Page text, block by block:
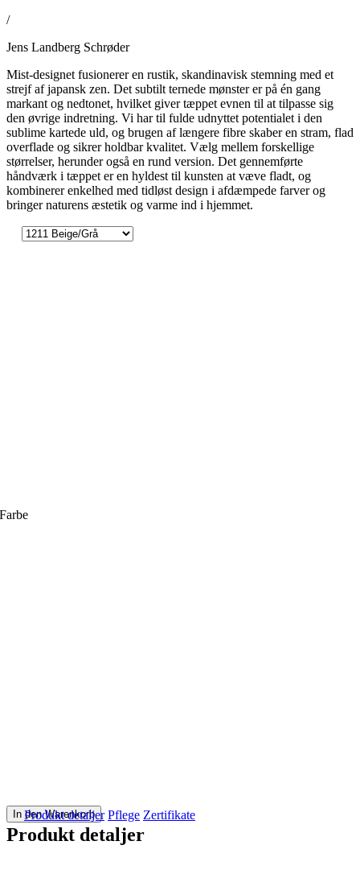
/
Jens Landberg Schrøder
Mist-designet fusionerer en rustik, skandinavisk stemning med et
strejf af japansk zen. Det subtilt ternede mønster er på én gang
markant og nedtonet, hvilket giver tæppet evnen til at tilpasse sig
den øvrige indretning. Vi har til fulde udnyttet potentialet i den
sublime kartede uld, og brugen af længere fibre skaber en stram, flad
overflade og sikrer holdbar kvalitet. Vælg mellem forskellige
størrelser, herunder også en rund version. Det gennemførte
håndværk i tæppet er en hyldest til kunsten at væve fladt, og
kombinerer enkelhed med tidløst design i afdæmpede farver og
bringer naturens æstetik og varme ind i hjemmet.
Farbe
In den Warenkorb
Produkt detaljer Pflege Zertifikate
Produkt detaljer